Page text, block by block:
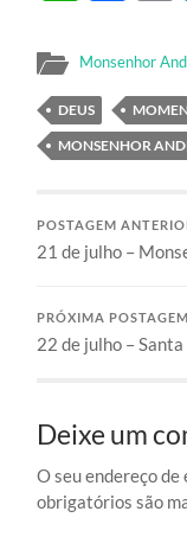
Monsenhor
DEUS
MONSENHOR
POSTAGEM
21 de julho –
PRÓXIMA POSTAGEM
22 de julho –
Deixe um
O seu endereço
obrigatórios são